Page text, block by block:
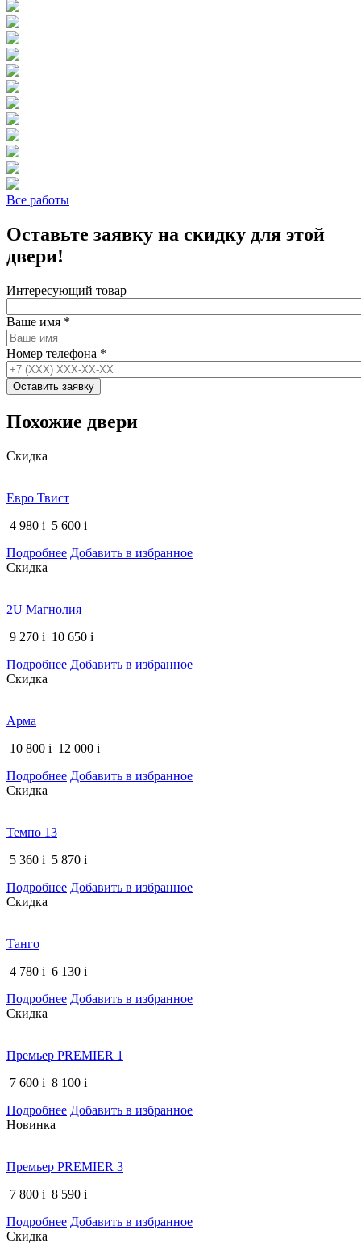
Все работы
Оставьте заявку на скидку для этой
двери!
Интересующий товар
Ваше имя *
Номер телефона *
Похожие двери
Скидка
Евро Твист
4 980 i 5 600 i
Подробнее Добавить в избранное
Скидка
2U Магнолия
9 270 i 10 650 i
Подробнее Добавить в избранное
Скидка
Арма
10 800 i 12 000 i
Подробнее Добавить в избранное
Скидка
Темпо 13
5 360 i 5 870 i
Подробнее Добавить в избранное
Скидка
Танго
4 780 i 6 130 i
Подробнее Добавить в избранное
Скидка
Премьер PREMIER 1
7 600 i 8 100 i
Подробнее Добавить в избранное
Новинка
Премьер PREMIER 3
7 800 i 8 590 i
Подробнее Добавить в избранное
Скидка